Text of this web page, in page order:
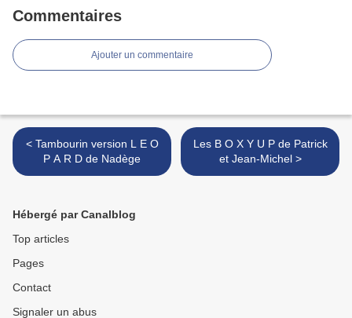
Commentaires
Ajouter un commentaire
< Tambourin version L E O
P A R D de Nadège
Les B O X Y U P de Patrick
et Jean-Michel >
Hébergé par Canalblog
Top articles
Pages
Contact
Signaler un abus